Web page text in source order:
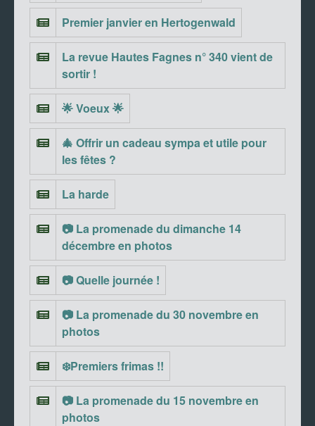
Premier janvier en Hertogenwald
La revue Hautes Fagnes n° 340 vient de
sortir !
🌟 Voeux 🌟
🎄 Offrir un cadeau sympa et utile pour
les fêtes ?
La harde
📷 La promenade du dimanche 14
décembre en photos
📷 Quelle journée !
📷 La promenade du 30 novembre en
photos
❄️Premiers frimas !!
📷 La promenade du 15 novembre en
photos